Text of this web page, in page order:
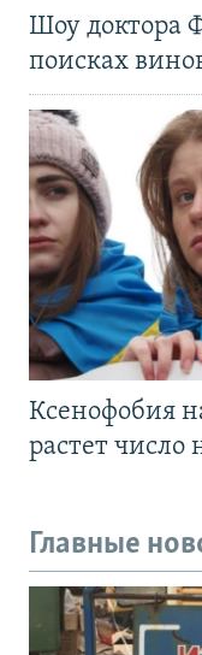
Шоу доктора
поисках
Ксенофобия
растет число
Главные